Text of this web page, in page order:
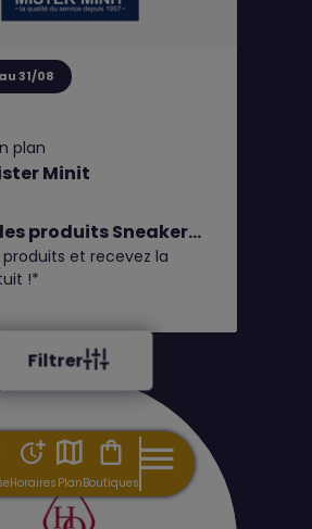
Horaires PlanBoutiques
Filtrer
31/08
plan
Minit
les produits Sneaker
Leather Heel
et toutes les semelles
et recevez la
!*